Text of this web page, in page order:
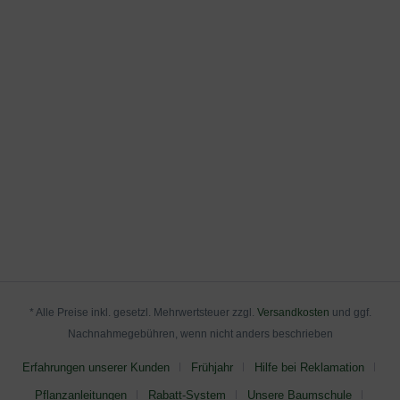
* Alle Preise inkl. gesetzl. Mehrwertsteuer zzgl. Versandkosten und ggf.
Nachnahmegebühren, wenn nicht anders beschrieben
Erfahrungen unserer Kunden Frühjahr Hilfe bei Reklamation
Pflanzanleitungen Rabatt-System Unsere Baumschule